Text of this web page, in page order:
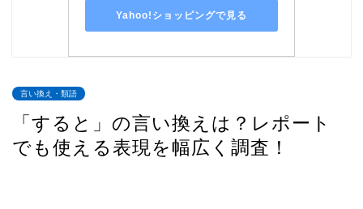
Yahoo!ショッピングで見る
言い換え・類語
「すると」の言い換えは？レポート
でも使える表現を幅広く調査！